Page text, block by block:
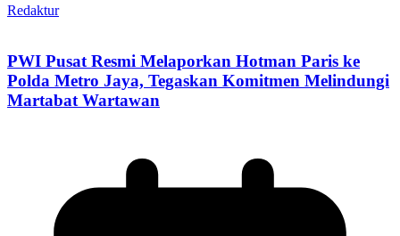
Redaktur
PWI Pusat Resmi Melaporkan Hotman Paris ke
Polda Metro Jaya, Tegaskan Komitmen Melindungi
Martabat Wartawan